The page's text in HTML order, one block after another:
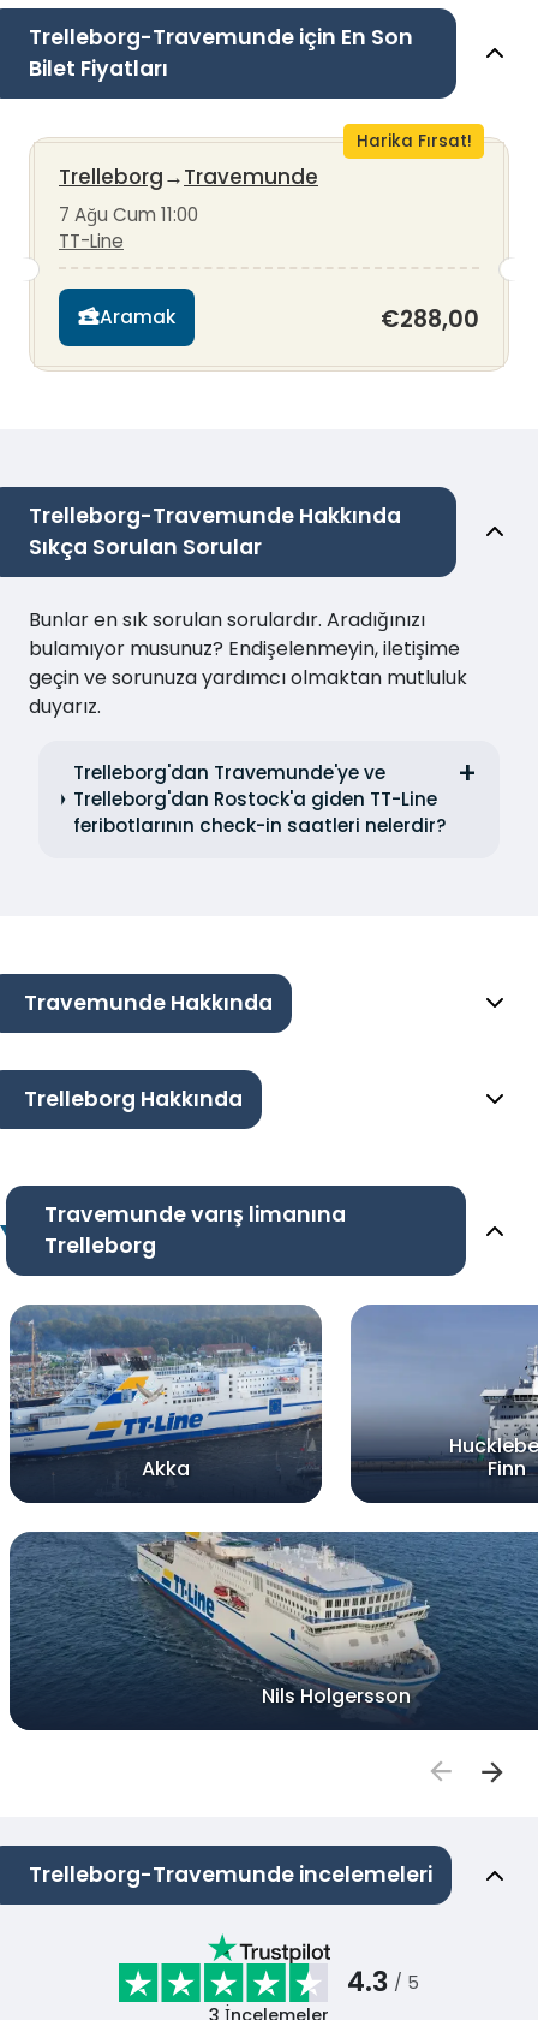
Trelleborg-Travemunde için En Son
Bilet Fiyatları
Harika Fırsat!
Trelleborg→Travemunde
7 Ağu Cum 11:00
TT-Line
Aramak €288,00
Trelleborg-Travemunde Hakkında
Sıkça Sorulan Sorular
Bunlar en sık sorulan sorulardır. Aradığınızı
bulamıyor musunuz? Endişelenmeyin, iletişime
geçin ve sorunuza yardımcı olmaktan mutluluk
duyarız.
Trelleborg'dan Travemunde'ye ve
Trelleborg'dan Rostock'a giden TT-Line
feribotlarının check-in saatleri nelerdir?
Travemunde Hakkında
Trelleborg Hakkında
Travemunde varış limanına
Trelleborg
Akka
Finn
Nils Holgersson
Trelleborg-Travemunde incelemeleri
4.3 / 5